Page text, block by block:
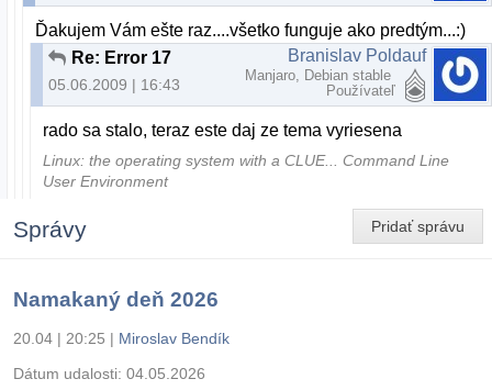
Ďakujem Vám ešte raz....všetko funguje ako predtým...:)
Re: Error 17
05.06.2009 | 16:43
Branislav Poldauf
Manjaro, Debian stable
Používateľ
rado sa stalo, teraz este daj ze tema vyriesena
Linux: the operating system with a CLUE... Command Line
User Environment
Pridať správu
Správy
Namakaný deň 2026
20.04 | 20:25 | Miroslav Bendík
Dátum udalosti: 04.05.2026